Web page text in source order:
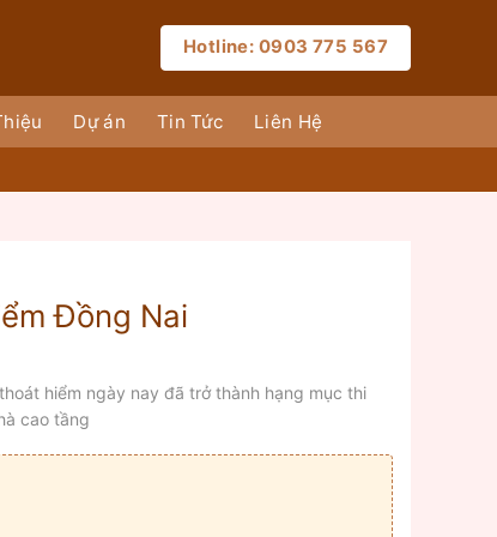
Hotline: 0903 775 567
Dự án Tin Tức Liên Hệ
Đồng Nai
hiểm ngày nay đã trở thành hạng mục thi
cao tầng